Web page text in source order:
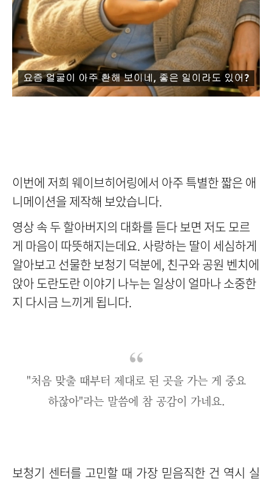
이번에 저희 웨이브히어링에서 아주 특별한 짧은 애
니메이션을 제작해 보았습니다.
영상 속 두 할아버지의 대화를 듣다 보면 저도 모르
게 마음이 따뜻해지는데요. 사랑하는 딸이 세심하게
알아보고 선물한 보청기 덕분에, 친구와 공원 벤치에
앉아 도란도란 이야기 나누는 일상이 얼마나 소중한
지 다시금 느끼게 됩니다.
"처음 맞출 때부터 제대로 된 곳을 가는 게 중요
하잖아"라는 말씀에 참 공감이 가네요.
보청기 센터를 고민할 때 가장 믿음직한 건 역시 실